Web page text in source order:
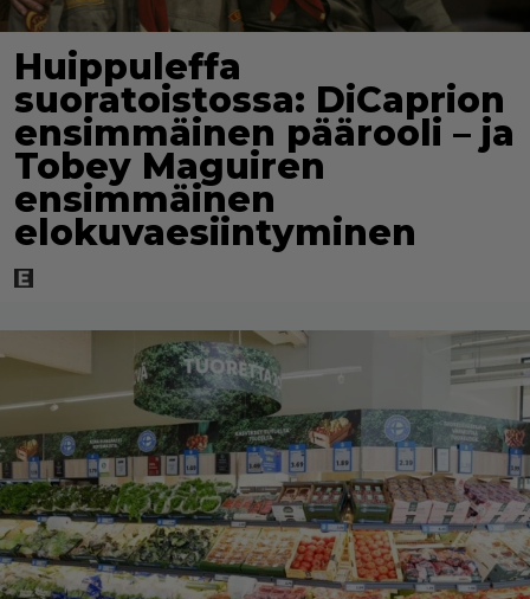
Huippuleffa
suoratoistossa: DiCaprion
ensimmäinen päärooli – ja
Tobey Maguiren
ensimmäinen
elokuvaesiintyminen